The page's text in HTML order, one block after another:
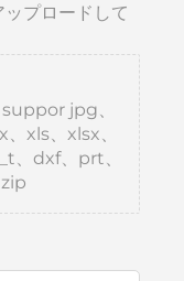
プロードして
jpg、
xls、xlsx、
、dxf、prt、